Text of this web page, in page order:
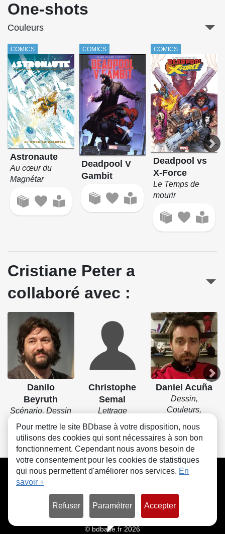
One-shots
Couleurs
COMICS
Astronaute
Au cœur du
Magnétar
COMICS
Deadpool V
Gambit
COMICS
Deadpool vs
X-Force
Le Temps de
mourir
Cristiane Peter a
collaboré avec :
Danilo
Beyruth
Scénario, Dessin
Christophe
Semal
Lettrage
Daniel Acuña
Dessin,
Couleurs,
CGU FAQ Contact Cookies
© bdbase.fr 2026
Pour mettre le site BDbase à votre disposition, nous
utilisons des cookies qui sont nécessaires à son bon
fonctionnement. Cependant nous avons besoin de
votre consentement pour les cookies de statistiques
qui nous permettent d'améliorer nos services. En
savoir +
Refuser Paramétrer Accepter